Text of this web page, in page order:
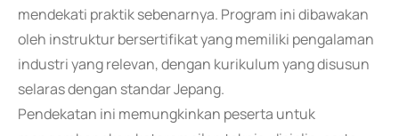
mendekati praktik sebenarnya. Program ini dibawakan
oleh instruktur bersertifikat yang memiliki pengalaman
industri yang relevan, dengan kurikulum yang disusun
selaras dengan standar Jepang.
Pendekatan ini memungkinkan peserta untuk